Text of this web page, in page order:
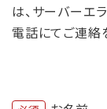
は、サーバーエ
電話にてご連絡